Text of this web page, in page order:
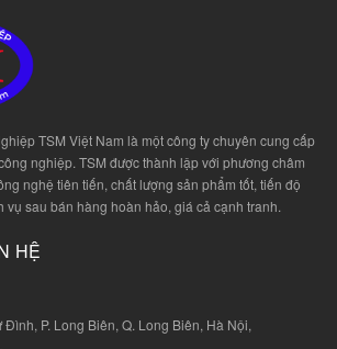
TSM Việt Nam là một công ty chuyên cung cấp
nghiệp. TSM được thành lập với phương châm
nghệ tiên tiến, chất lượng sản phẩm tốt, tiến độ
vụ sau bán hàng hoàn hảo, giá cả cạnh tranh.
HỆ
P. Long Biên, Q. Long Biên, Hà Nội,